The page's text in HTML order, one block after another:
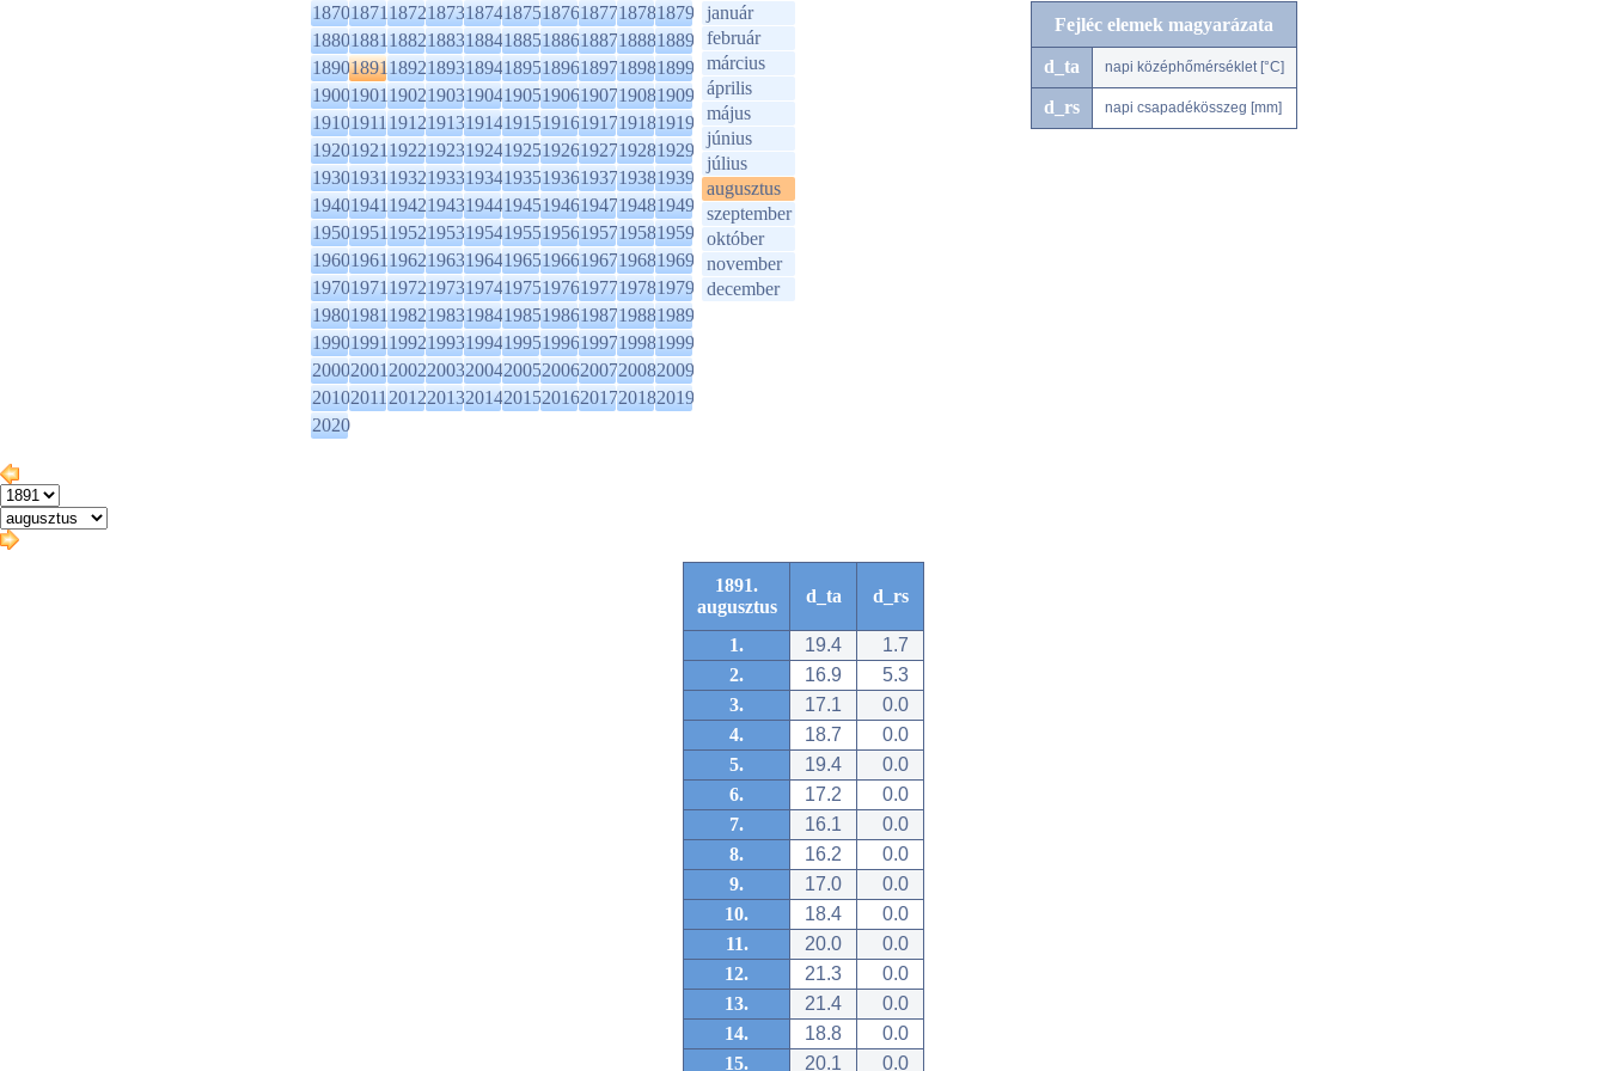
1870187118721873187418751876187718781879
1880188118821883188418851886188718881889
1890189118921893189418951896189718981899
1900190119021903190419051906190719081909
1910191119121913191419151916191719181919
1920192119221923192419251926192719281929
1930193119321933193419351936193719381939
1940194119421943194419451946194719481949
1950195119521953195419551956195719581959
1960196119621963196419651966196719681969
1970197119721973197419751976197719781979
1980198119821983198419851986198719881989
1990199119921993199419951996199719981999
2000200120022003200420052006200720082009
2010201120122013201420152016201720182019
2020
január
február
március
április
május
június
július
augusztus
szeptember
október
november
december
Fejléc elemek magyarázata
d_ta napi középhőmérséklet [°C]
d_rs napi csapadékösszeg [mm]
1891.
augusztus
d_ta d_rs
1. 19.4
1.7
2.
16.9
5.3
3.
17.1
0.0
4.
18.7
0.0
5.
19.4
0.0
6.
17.2
0.0
7.
16.1
0.0
8.
16.2
0.0
9.
17.0
0.0
10.
18.4
0.0
11.
20.0
0.0
12.
21.3
0.0
13.
21.4
0.0
14.
18.8
0.0
15.
20.1 0.0